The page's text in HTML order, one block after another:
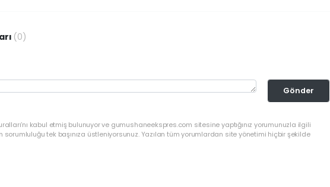
(0)
Gönder
kabul etmiş bulunuyor ve gumushaneekspres.com sitesine yaptığınız yorumunuzla ilgili
sorumluluğu tek başınıza üstleniyorsunuz. Yazılan tüm yorumlardan site yönetimi hiçbir şekilde